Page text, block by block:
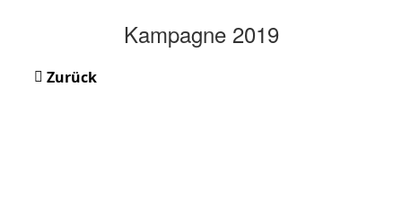
Kampagne 2019
Zurück